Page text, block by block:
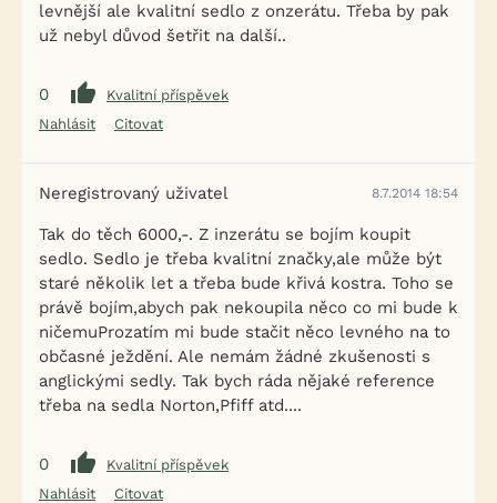
levnější ale kvalitní sedlo z onzerátu. Třeba by pak
už nebyl důvod šetřit na další..
0
Kvalitní příspěvek
Nahlásit
Citovat
Neregistrovaný uživatel 8.7.2014 18:54
Tak do těch 6000,-. Z inzerátu se bojím koupit
sedlo. Sedlo je třeba kvalitní značky,ale může být
staré několik let a třeba bude křivá kostra. Toho se
právě bojím,abych pak nekoupila něco co mi bude k
ničemuProzatím mi bude stačit něco levného na to
občasné ježdění. Ale nemám žádné zkušenosti s
anglickými sedly. Tak bych ráda nějaké reference
třeba na sedla Norton,Pfiff atd....
0
Kvalitní příspěvek
Nahlásit
Citovat